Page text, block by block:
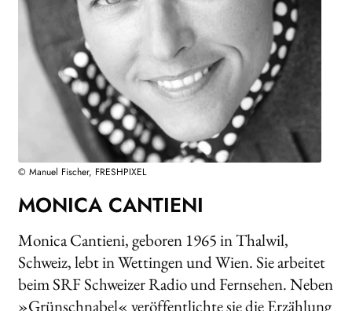
AKTUELLES
NEWSLETTER
WEITERE VERLAGE
Search:
© Manuel Fischer, FRESHPIXEL
MONICA CANTIENI
Monica Cantieni, geboren 1965 in Thalwil,
Schweiz, lebt in Wettingen und Wien. Sie arbeitet
beim SRF Schweizer Radio und Fernsehen. Neben
»Grünschnabel« veröffentlichte sie die Erzählung